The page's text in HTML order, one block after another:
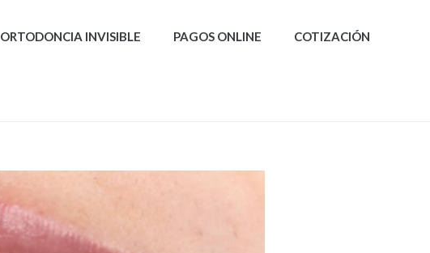
ORTODONCIA INVISIBLE PAGOS ONLINE COTIZACIÓN